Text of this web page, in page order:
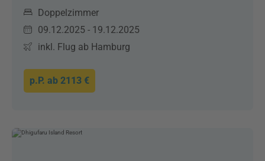
Doppelzimmer
09.12.2025 - 19.12.2025
inkl. Flug ab Hamburg
p.P. ab 2113 €